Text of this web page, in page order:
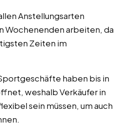
Anstellungsarten
Wochenenden arbeiten, da
Zeiten im
haben bis in
weshalb Verkäufer in
sein müssen, um auch